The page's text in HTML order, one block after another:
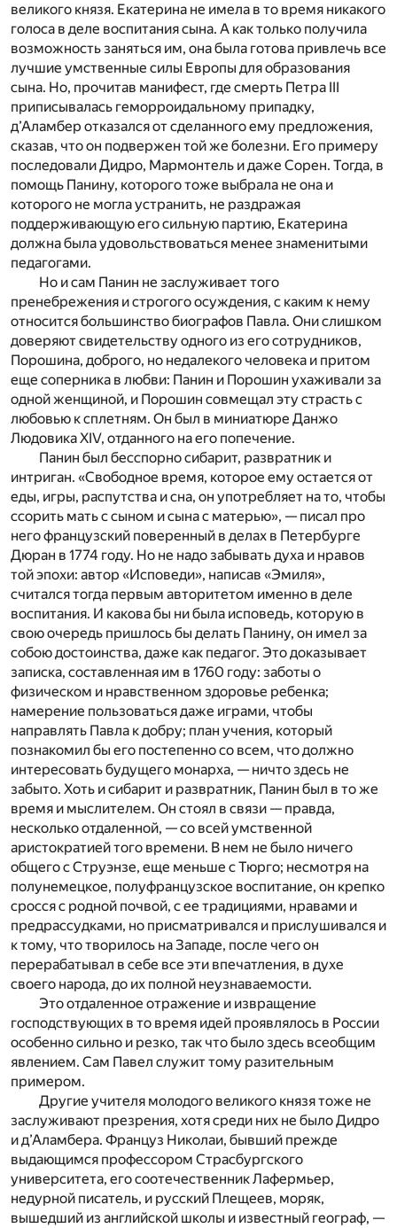
великого князя. Екатерина не имела в то время никакого
голоса в деле воспитания сына. А как только получила
возможность заняться им, она была готова привлечь все
лучшие умственные силы Европы для образования
сына. Но, прочитав манифест, где смерть Петра III
приписывалась геморроидальному припадку,
д’Аламбер отказался от сделанного ему предложения,
сказав, что он подвержен той же болезни. Его примеру
последовали Дидро, Мармонтель и даже Сорен. Тогда, в
помощь Панину, которого тоже выбрала не она и
которого не могла устранить, не раздражая
поддерживающую его сильную партию, Екатерина
должна была удовольствоваться менее знаменитыми
педагогами.
Но и сам Панин не заслуживает того
пренебрежения и строгого осуждения, с каким к нему
относится большинство биографов Павла. Они слишком
доверяют свидетельству одного из его сотрудников,
Порошина, доброго, но недалекого человека и притом
еще соперника в любви: Панин и Порошин ухаживали за
одной женщиной, и Порошин совмещал эту страсть с
любовью к сплетням. Он был в миниатюре Данжо
Людовика XIV, отданного на его попечение.
Панин был бесспорно сибарит, развратник и
интриган. «Свободное время, которое ему остается от
еды, игры, распутства и сна, он употребляет на то, чтобы
ссорить мать с сыном и сына с матерью», — писал про
него французский поверенный в делах в Петербурге
Дюран в 1774 году. Но не надо забывать духа и нравов
той эпохи: автор «Исповеди», написав «Эмиля»,
считался тогда первым авторитетом именно в деле
воспитания. И какова бы ни была исповедь, которую в
свою очередь пришлось бы делать Панину, он имел за
собою достоинства, даже как педагог. Это доказывает
записка, составленная им в 1760 году: заботы о
физическом и нравственном здоровье ребенка;
намерение пользоваться даже играми, чтобы
направлять Павла к добру; план учения, который
познакомил бы его постепенно со всем, что должно
интересовать будущего монарха, — ничто здесь не
забыто. Хоть и сибарит и развратник, Панин был в то же
время и мыслителем. Он стоял в связи — правда,
несколько отдаленной, — со всей умственной
аристократией того времени. В нем не было ничего
общего с Струэнзе, еще меньше с Тюрго; несмотря на
полунемецкое, полуфранцузское воспитание, он крепко
сросся с родной почвой, с ее традициями, нравами и
предрассудками, но присматривался и прислушивался и
к тому, что творилось на Западе, после чего он
перерабатывал в себе все эти впечатления, в духе
своего народа, до их полной неузнаваемости.
Это отдаленное отражение и извращение
господствующих в то время идей проявлялось в России
особенно сильно и резко, так что было здесь всеобщим
явлением. Сам Павел служит тому разительным
примером.
Другие учителя молодого великого князя тоже не
заслуживают презрения, хотя среди них не было Дидро
и д’Аламбера. Француз Николаи, бывший прежде
выдающимся профессором Страсбургского
университета, его соотечественник Лафермьер,
недурной писатель, и русский Плещеев, моряк,
вышедший из английской школы и известный географ, —